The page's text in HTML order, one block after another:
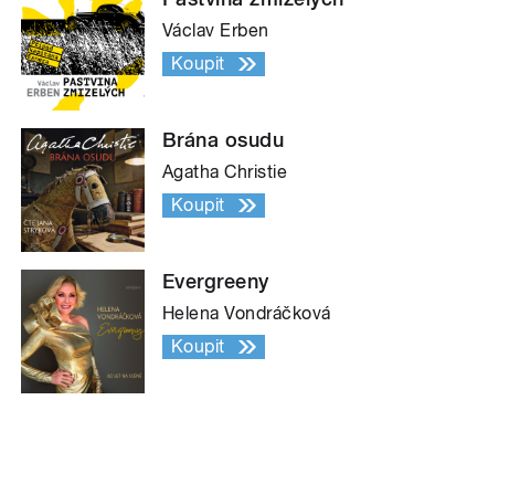
Václav Erben
Koupit
Brána osudu
Agatha Christie
Koupit
Evergreeny
Helena Vondráčková
Koupit